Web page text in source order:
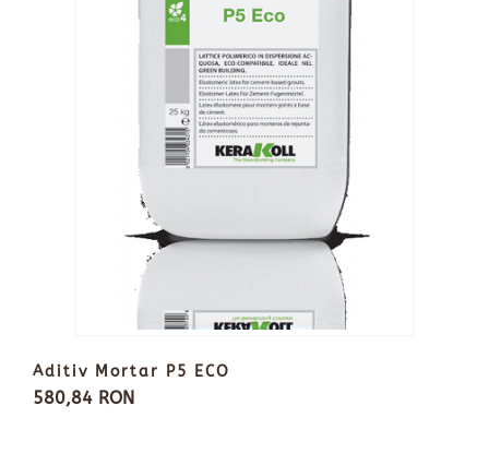
Aditiv Mortar P5 ECO
580,84 RON